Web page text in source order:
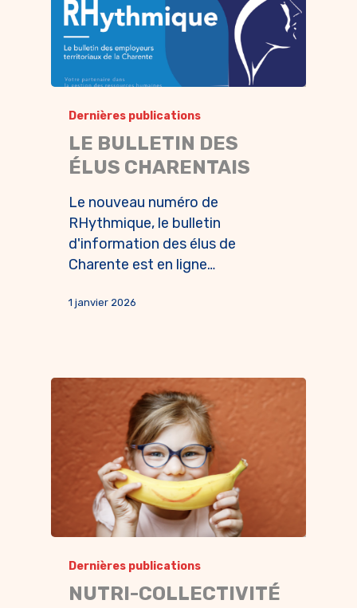
Dernières publications
LE BULLETIN DES
ÉLUS CHARENTAIS
Le nouveau numéro de
RHythmique, le bulletin
d'information des élus de
Charente est en ligne…
1 janvier 2026
Dernières publications
NUTRI-COLLECTIVITÉ